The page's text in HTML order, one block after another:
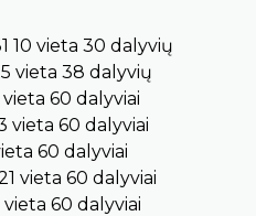
10 vieta 30 dalyvių
vieta 38 dalyvių
vieta 60 dalyviai
vieta 60 dalyviai
60 dalyviai
vieta 60 dalyviai
vieta 60 dalyviai